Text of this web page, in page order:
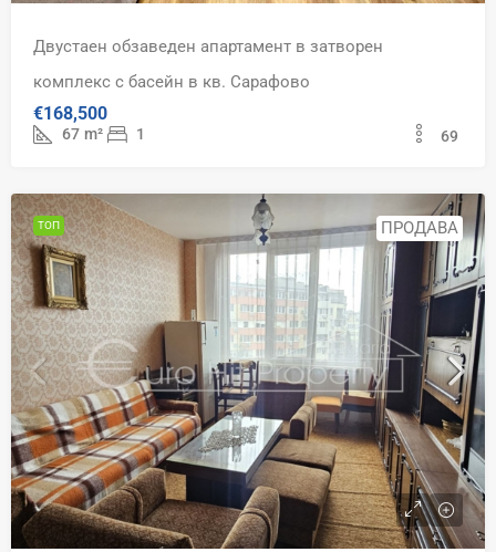
Двустаен обзаведен апартамент в затворен
комплекс с басейн в кв. Сарафово
€168,500
67 m² 1 69
ТОП ПРОДАВА